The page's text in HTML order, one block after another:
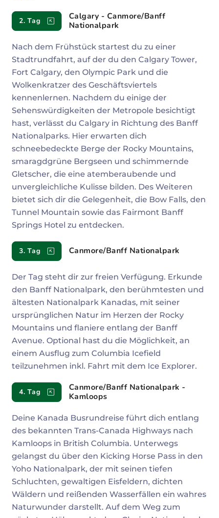
2. Tag
Calgary - Canmore/Banff
Nationalpark
Nach dem Frühstück startest du zu einer
Stadtrundfahrt, auf der du den Calgary Tower,
Fort Calgary, den Olympic Park und die
Wolkenkratzer des Geschäftsviertels
kennenlernen. Nachdem du einige der
Sehenswürdigkeiten der Metropole besichtigt
hast, verlässt du Calgary in Richtung des Banff
Nationalparks. Hier erwarten dich
schneebedeckte Berge der Rocky Mountains,
smaragdgrüne Bergseen und schimmernde
Gletscher, die eine atemberaubende und
unvergleichliche Kulisse bilden. Des Weiteren
bietet sich dir die Gelegenheit, die Bow Falls, den
Tunnel Mountain sowie das Fairmont Banff
Springs Hotel zu entdecken.
3. Tag Canmore/Banff Nationalpark
Der Tag steht dir zur freien Verfügung. Erkunde
den Banff Nationalpark, den berühmtesten und
ältesten Nationalpark Kanadas, mit seiner
ursprünglichen Natur im Herzen der Rocky
Mountains und flaniere entlang der Banff
Avenue. Optional hast du die Möglichkeit, an
einem Ausflug zum Columbia Icefield
teilzunehmen inkl. Fahrt mit dem Ice Explorer.
4. Tag
Canmore/Banff Nationalpark -
Kamloops
Deine Kanada Busrundreise führt dich entlang
des bekannten Trans-Canada Highways nach
Kamloops in British Columbia. Unterwegs
gelangst du über den Kicking Horse Pass in den
Yoho Nationalpark, der mit seinen tiefen
Schluchten, gewaltigen Eisfeldern, dichten
Wäldern und reißenden Wasserfällen ein wahres
Naturwunder darstellt. Auf dem Weg zum